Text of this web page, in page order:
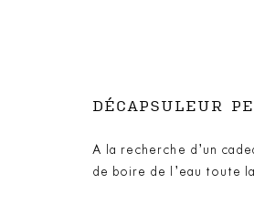
DÉCAPSULEUR
A la recherche d’un
de boire de l’eau toute